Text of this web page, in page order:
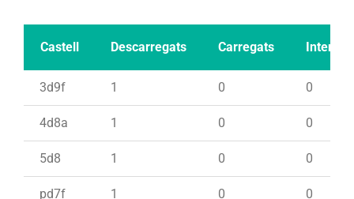
Castell Descarregats Carregats Intents
3d9f 1 0 0
4d8a 1 0 0
5d8 1 0 0
pd7f 1 0 0